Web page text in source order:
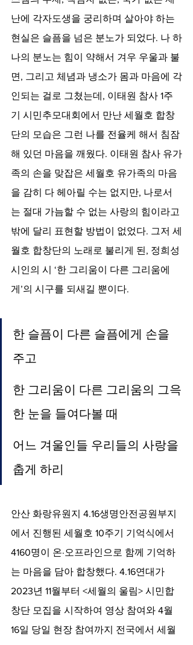
난에 각자도생을 궁리하며 살아야 하는
현실은 슬픔을 넘은 분노가 되었다. 나 하
나의 분노는 힘이 약해서 겨우 우울과 불
면, 그리고 체념과 냉소가 몸과 마음에 각
인되는 걸로 그쳤는데, 이태원 참사 1주
기 시민추모대회에서 만난 세월호 합창
단의 모습은 그런 나를 전율케 해서 침잠
해 있던 마음을 깨웠다. 이태원 참사 유가
족의 손을 맞잡은 세월호 유가족의 마음
을 감히 다 헤아릴 수는 없지만, 나로서
는 절대 가늠할 수 없는 사랑의 힘이라고
밖에 달리 표현할 방법이 없었다. 그저 세
월호 합창단의 노래로 불리게 된, 정희성
시인의 시 ‘한 그리움이 다른 그리움에
게’의 시구를 되새길 뿐이다.
한 슬픔이 다른 슬픔에게 손을
주고
한 그리움이 다른 그리움의 그윽
한 눈을 들여다볼 때
어느 겨울인들 우리들의 사랑을
춥게 하리
안산 화랑유원지 4.16생명안전공원부지
에서 진행된 세월호 10주기 기억식에서
4160명이 온·오프라인으로 함께 기억하
는 마음을 담아 합창했다. 4.16연대가
2023년 11월부터 <세월의 울림> 시민합
창단 모집을 시작하여 영상 참여와 4월
16일 당일 현장 참여까지 전국에서 세월